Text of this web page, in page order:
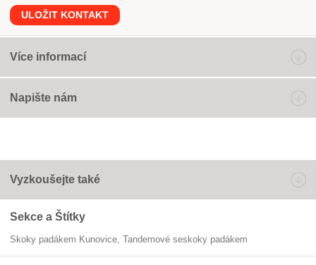
ULOŽIT KONTAKT
Více informací
Napište nám
Vyzkoušejte také
Sekce a Štítky
Skoky padákem Kunovice tandemové seskoky padákem